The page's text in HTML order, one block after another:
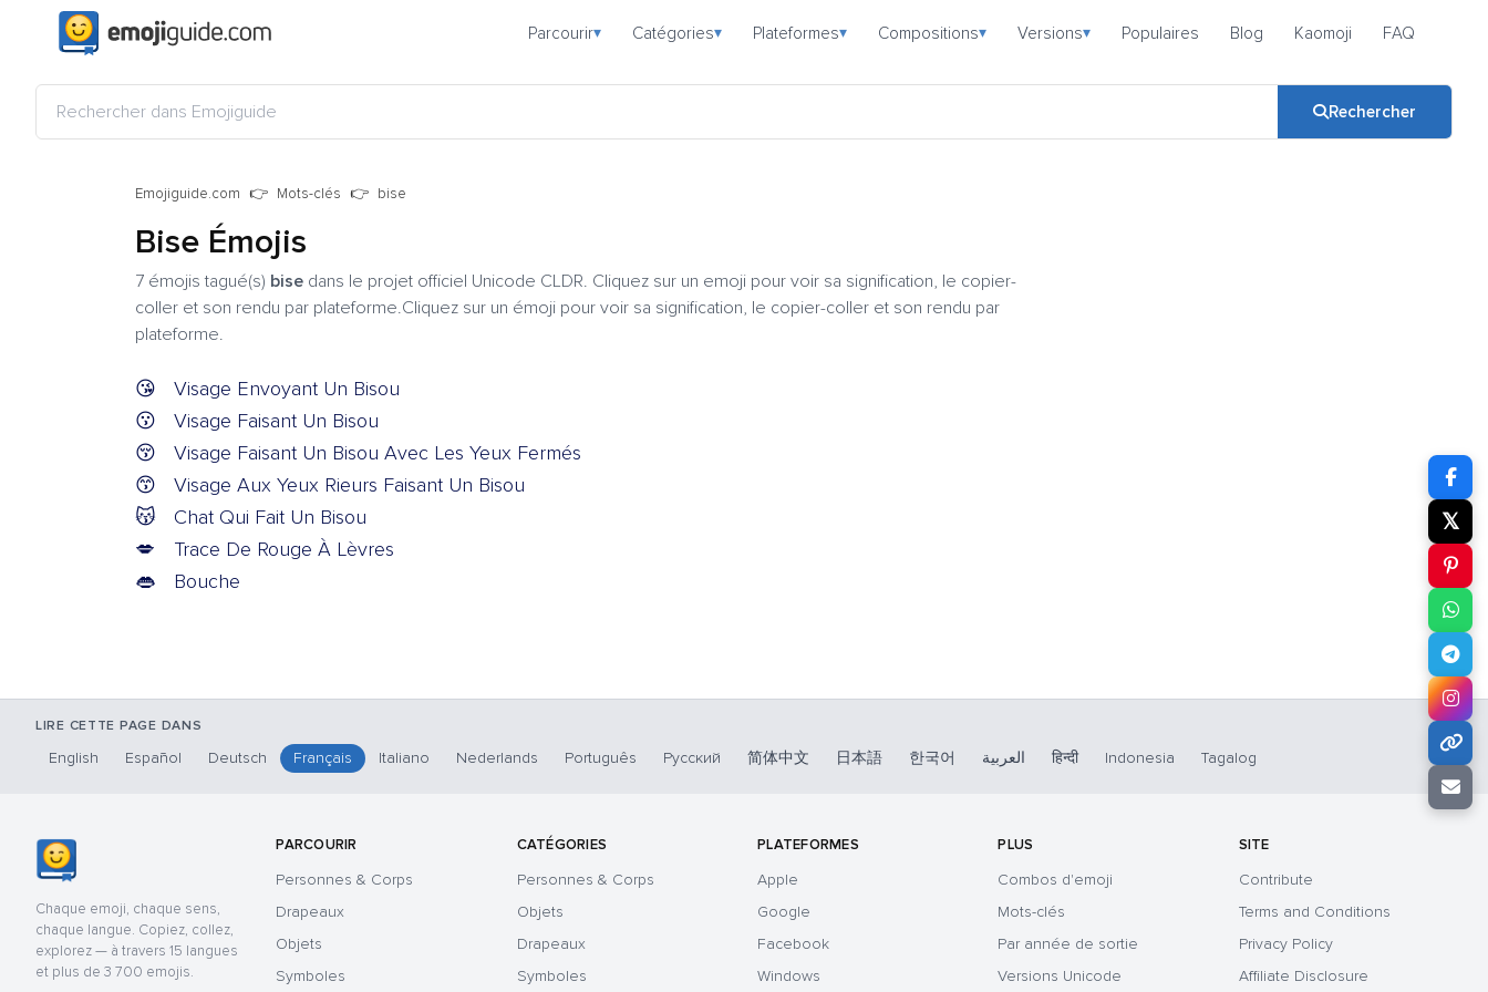
Parcourir▾ Catégories▾ Plateformes▾ Compositions▾ Versions▾ Populaires Blog Kaomoji FAQ
Rechercher
Emojiguide.com Mots-clés bise
Bise Émojis
7 émojis tagué(s) bise dans le projet officiel Unicode CLDR. Cliquez sur un emoji pour voir sa signification, le copier-
coller et son rendu par plateforme.Cliquez sur un émoji pour voir sa signification, le copier-coller et son rendu par
plateforme.
😘
Visage Envoyant Un Bisou
😗
Visage Faisant Un Bisou
😚
Visage Faisant Un Bisou Avec Les Yeux Fermés
😙
Visage Aux Yeux Rieurs Faisant Un Bisou
😽
Chat Qui Fait Un Bisou
💋
Trace De Rouge À Lèvres
👄
Bouche
𝕏
LIRE CETTE PAGE DANS
English Español Deutsch Français Italiano Nederlands Português Русский 简体中文 日本語 한국어 العربية हिन्दी Indonesia Tagalog
Chaque emoji, chaque sens,
chaque langue. Copiez, collez,
explorez — à travers 15 langues
et plus de 3 700 emojis.
PARCOURIR
Personnes & Corps
Drapeaux
Objets
Symboles
CATÉGORIES
Personnes & Corps
Objets
Drapeaux
Symboles
PLATEFORMES
Apple
Google
Facebook
Windows
PLUS
Combos d'emoji
Mots-clés
Par année de sortie
Versions Unicode
SITE
Contribute
Terms and Conditions
Privacy Policy
Affiliate Disclosure